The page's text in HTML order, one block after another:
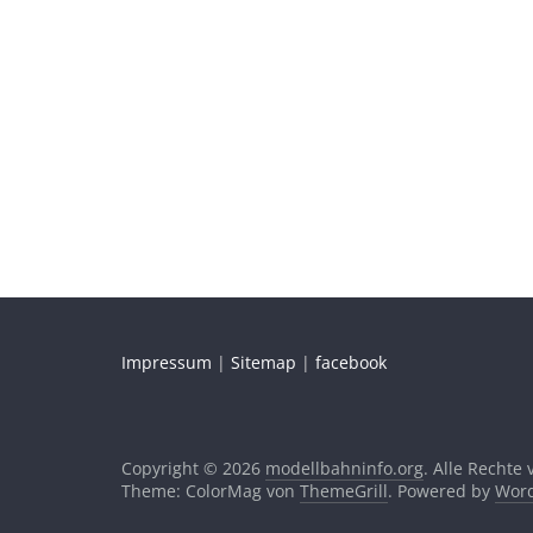
Impressum | Sitemap | facebook
Copyright © 2026 modellbahninfo.org. Alle Rechte
Theme: ColorMag von ThemeGrill. Powered by